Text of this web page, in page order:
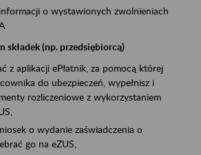
o wystawionych zwolnieniach
składek (np. przedsiębiorcą)
z aplikacji ePłatnik, za pomocą której
do ubezpieczeń, wypełnisz i
rozliczeniowe z wykorzystaniem
o wydanie zaświadczenia o
go na eZUS,